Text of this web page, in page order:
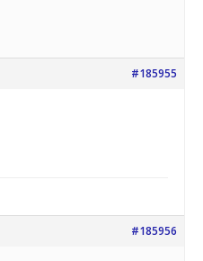
#185955
#185956